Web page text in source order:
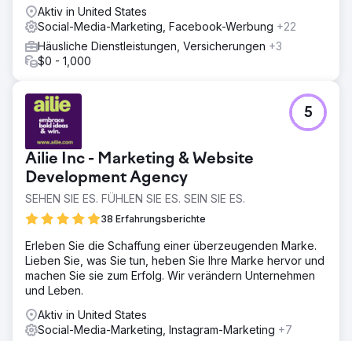
Aktiv in United States
Social-Media-Marketing, Facebook-Werbung +22
Häusliche Dienstleistungen, Versicherungen +3
$0 - 1,000
Ailie Inc - Marketing & Website
Development Agency
SEHEN SIE ES. FÜHLEN SIE ES. SEIN SIE ES.
38 Erfahrungsberichte
5
Erleben Sie die Schaffung einer überzeugenden Marke.
Lieben Sie, was Sie tun, heben Sie Ihre Marke hervor und
machen Sie sie zum Erfolg. Wir verändern Unternehmen
und Leben.
Aktiv in United States
Social-Media-Marketing, Instagram-Marketing +7